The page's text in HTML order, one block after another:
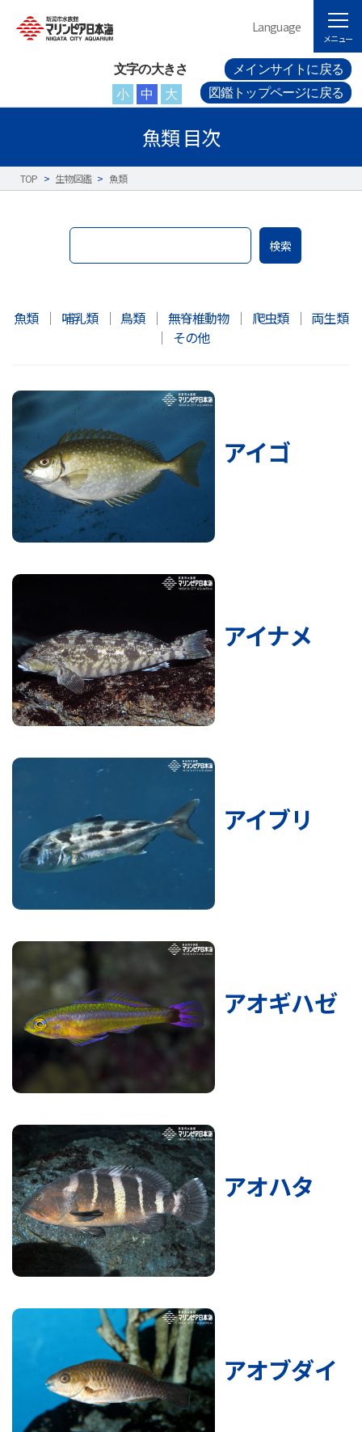
文字の大きさ
小
中 大
メインサイトに戻る
図鑑トップページに戻る
Language
メニュー
魚類 目次
TOP > 生物図鑑 > 魚類
検索
魚類 ｜ 哺乳類 ｜ 鳥類 ｜ 無脊椎動物 ｜ 爬虫類 ｜ 両生類
｜ その他
アイゴ
アイナメ
アイブリ
アオギハゼ
アオハタ
アオブダイ